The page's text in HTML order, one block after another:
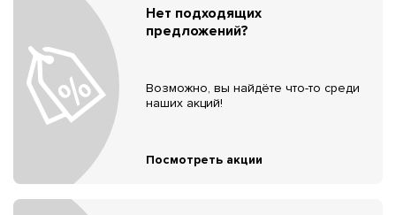
Нет подходящих
предложений?
Возможно, вы найдёте что-то среди
наших акций!
Посмотреть акции